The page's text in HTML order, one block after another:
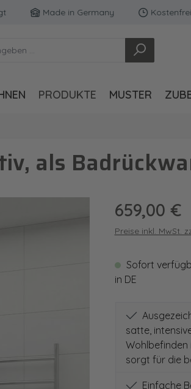
Made in Germany Kostenfreier
PRODUKTE MUSTER
als
Regulärer Preis:
659,00 €
Preise inkl. MwSt.
Sofort
in DE
satte,
Wohlbefinden
sorgt für die
Einfache